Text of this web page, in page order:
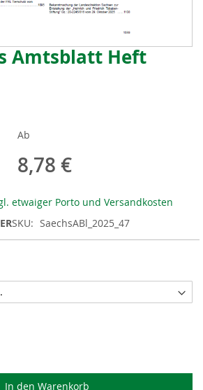
Amtsblatt Heft
Ab
8,78 €
etwaiger Porto und Versandkosten
SKU SaechsABl_2025_47
In den Warenkorb